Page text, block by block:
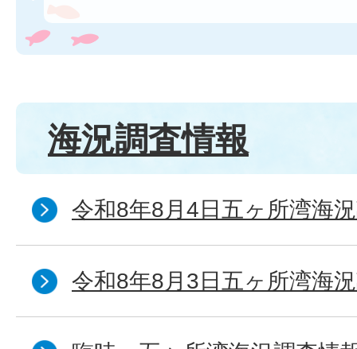
海況調査情報
令和8年8月4日五ヶ所湾海
令和8年8月3日五ヶ所湾海